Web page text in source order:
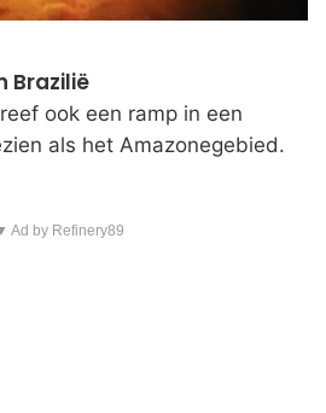
Brazilië
ook een ramp in een
als het Amazonegebied.
Ad by Refinery89